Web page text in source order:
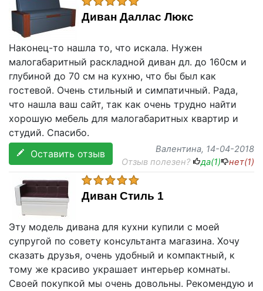
Диван Даллас Люкс
Наконец-то нашла то, что искала. Нужен
малогабаритный раскладной диван дл. до 160см и
глубиной до 70 см на кухню, что бы был как
гостевой. Очень стильный и симпатичный. Рада,
что нашла ваш сайт, так как очень трудно найти
хорошую мебель для малогабаритных квартир и
студий. Спасибо.
Оставить отзыв
Валентина, 14-04-2018
Отзыв полезен?
да(1) нет(1)
Диван Стиль 1
Эту модель дивана для кухни купили с моей
супругой по совету консультанта магазина. Хочу
сказать друзья, очень удобный и компактный, к
тому же красиво украшает интерьер комнаты.
Своей покупкой мы очень довольны. Рекомендую и